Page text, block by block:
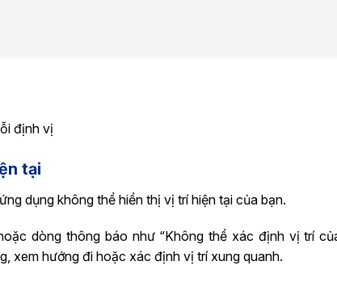
định vị
tại
dụng không thể hiển thị vị trí hiện tại của bạn.
dòng thông báo như “Không thể xác định vị trí
xem hướng đi hoặc xác định vị trí xung quanh.